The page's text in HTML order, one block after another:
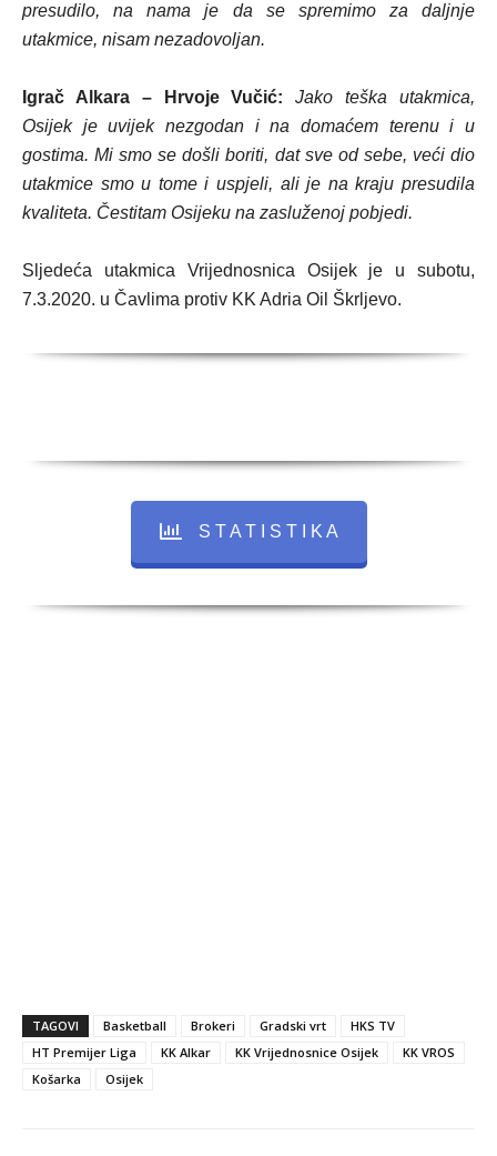
presudilo, na nama je da se spremimo za daljnje
utakmice, nisam nezadovoljan.
Igrač Alkara – Hrvoje Vučić:
Jako teška utakmica,
Osijek je uvijek nezgodan i na domaćem terenu i u
gostima. Mi smo se došli boriti, dat sve od sebe, veći dio
utakmice smo u tome i uspjeli, ali je na kraju presudila
kvaliteta. Čestitam Osijeku na zasluženoj pobjedi.
Sljedeća utakmica Vrijednosnica Osijek je u subotu,
7.3.2020. u Čavlima protiv KK Adria Oil Škrljevo.
S T A T I S T I K A
TAGOVI Basketball Brokeri Gradski vrt
HKS TV
HT Premijer Liga
KK Alkar KK Vrijednosnice Osijek
KK VROS
Košarka
Osijek